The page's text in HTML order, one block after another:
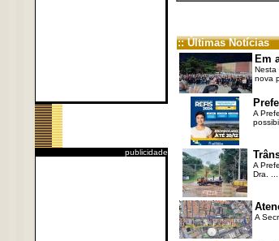
publicidade
:: Últimas Notícias
Em
Nesta
nova
A
A
Dra. ...
A